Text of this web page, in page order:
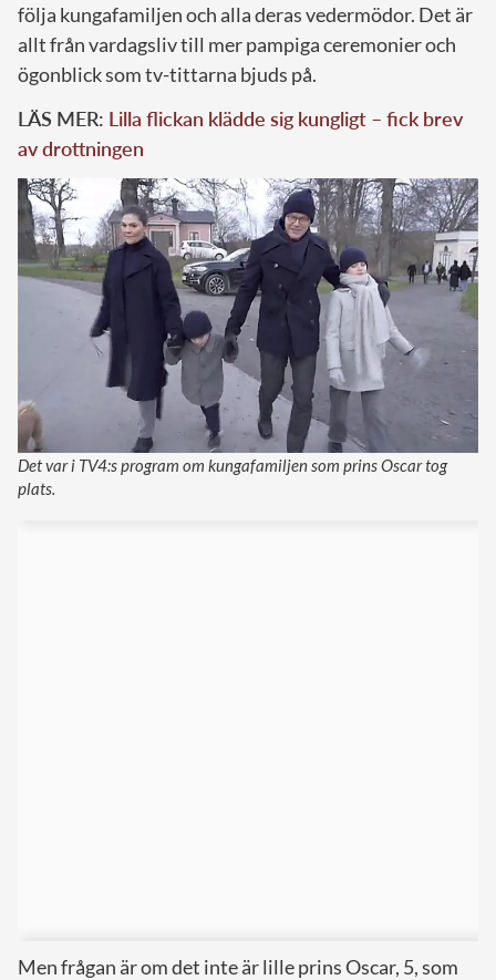
följa kungafamiljen och alla deras vedermödor. Det är
allt från vardagsliv till mer pampiga ceremonier och
ögonblick som tv-tittarna bjuds på.
LÄS MER: Lilla flickan klädde sig kungligt – fick brev
av drottningen
Det var i TV4:s program om kungafamiljen som prins Oscar tog
plats.
Men frågan är om det inte är lille prins Oscar, 5, som